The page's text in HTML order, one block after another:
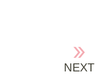
NEXT